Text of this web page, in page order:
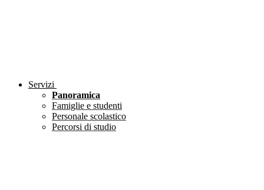
Servizi
Panoramica
Famiglie e studenti
Personale scolastico
Percorsi di studio